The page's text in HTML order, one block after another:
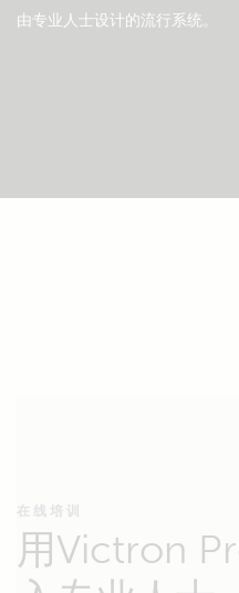
由专业人士设计的流行系统。
在线培训
用Victron